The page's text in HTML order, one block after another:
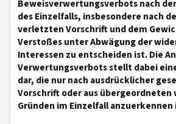
Beweisverwertungsverbots nach
des Einzelfalls, insbesondere nach
verletzten Vorschrift und dem
Verstoßes unter Abwägung der
Interessen zu entscheiden ist. Die
Verwertungsverbots stellt dabei
dar, die nur nach ausdrücklicher
Vorschrift oder aus übergeordneten
Gründen im Einzelfall anzuerkennen